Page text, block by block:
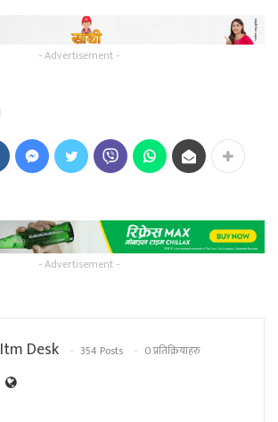
- Advertisement -
- Advertisement -
Itm Desk 354 Posts 0 प्रतिक्रियाहरु